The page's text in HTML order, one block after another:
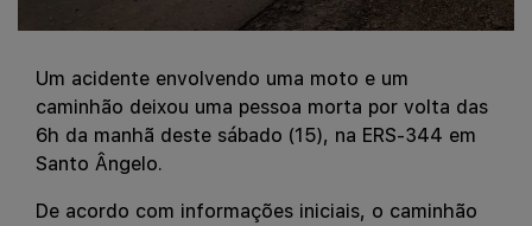
Um acidente envolvendo uma moto e um
caminhão deixou uma pessoa morta por volta das
6h da manhã deste sábado (15), na ERS-344 em
Santo Ângelo.
De acordo com informações iniciais, o caminhão